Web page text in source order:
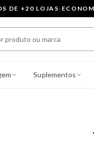
DE +20 LOJAS·
Suplementos